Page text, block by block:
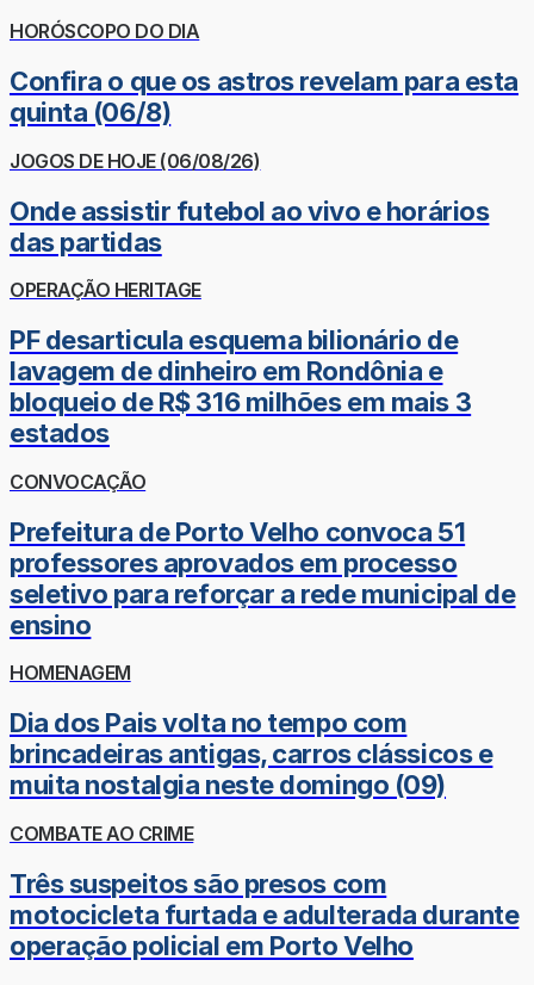
HORÓSCOPO DO DIA
Confira o que os astros revelam para esta
quinta (06/8)
JOGOS DE HOJE (06/08/26)
Onde assistir futebol ao vivo e horários
das partidas
OPERAÇÃO HERITAGE
PF desarticula esquema bilionário de
lavagem de dinheiro em Rondônia e
bloqueio de R$ 316 milhões em mais 3
estados
CONVOCAÇÃO
Prefeitura de Porto Velho convoca 51
professores aprovados em processo
seletivo para reforçar a rede municipal de
ensino
HOMENAGEM
Dia dos Pais volta no tempo com
brincadeiras antigas, carros clássicos e
muita nostalgia neste domingo (09)
COMBATE AO CRIME
Três suspeitos são presos com
motocicleta furtada e adulterada durante
operação policial em Porto Velho